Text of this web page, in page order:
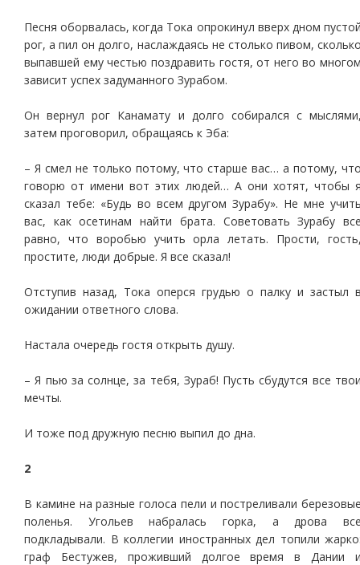
Песня оборвалась, когда Тока опрокинул вверх дном
рог, а пил он долго, наслаждаясь не столько пивом,
выпавшей ему честью поздравить гостя, от него во
зависит успех задуманного Зурабом.
Он вернул рог Канамату и долго собирался с
затем проговорил, обращаясь к Эба:
– Я смел не только потому, что старше вас… а потому,
говорю от имени вот этих людей… А они хотят, чтобы
сказал тебе: «Будь во всем другом Зурабу». Не мне
вас, как осетинам найти брата. Советовать Зурабу
равно, что воробью учить орла летать. Прости,
простите, люди добрые. Я все сказал!
Отступив назад, Тока оперся грудью о палку и застыл
ожидании ответного слова.
Настала очередь гостя открыть душу.
– Я пью за солнце, за тебя, Зураб! Пусть сбудутся все
мечты.
И тоже под дружную песню выпил до дна.
2
В камине на разные голоса пели и постреливали
поленья. Угольев набралась горка, а дрова
подкладывали. В коллегии иностранных дел топили
граф Бестужев, проживший долгое время в Дании